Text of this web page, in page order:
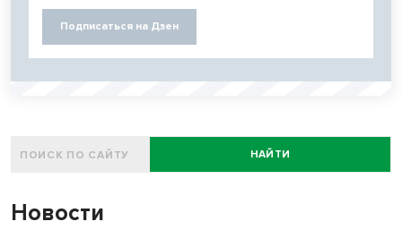
Подписаться на Дзен
НАЙТИ
Новости